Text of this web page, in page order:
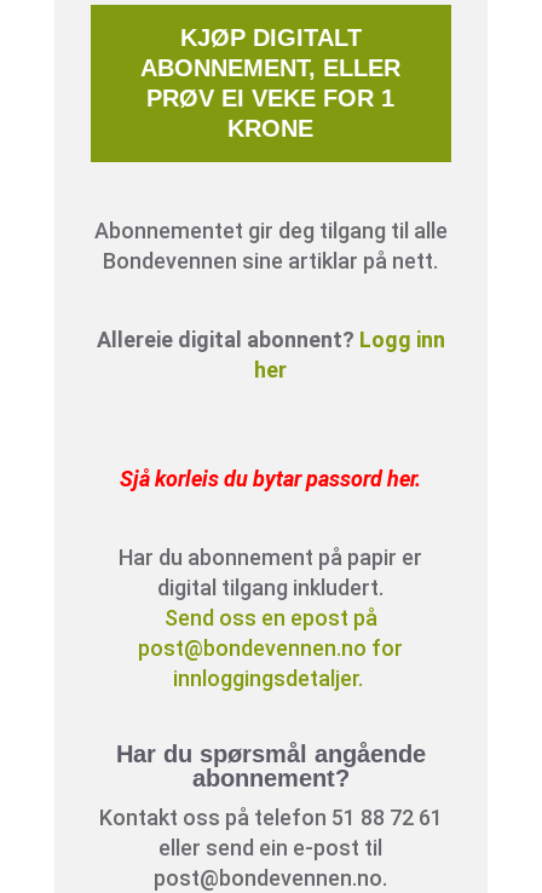
KJØP DIGITALT
ABONNEMENT, ELLER
PRØV EI VEKE FOR 1
KRONE
Abonnementet gir deg tilgang til alle
Bondevennen sine artiklar på nett.
Allereie digital abonnent? Logg inn
her
Sjå korleis du bytar passord her.
Har du abonnement på papir er
digital tilgang inkludert.
Send oss en epost på
post@bondevennen.no for
innloggingsdetaljer.
Har du spørsmål angående
abonnement?
Kontakt oss på telefon 51 88 72 61
eller send ein e-post til
post@bondevennen.no.